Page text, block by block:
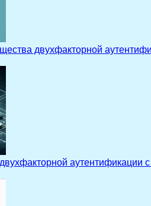
двухфакторной